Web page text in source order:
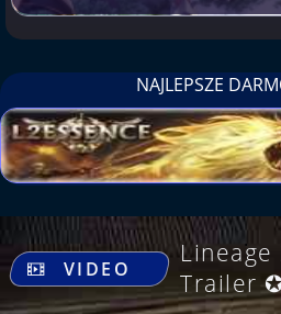
NAJLEPSZE
.
VIDEO
Trailer